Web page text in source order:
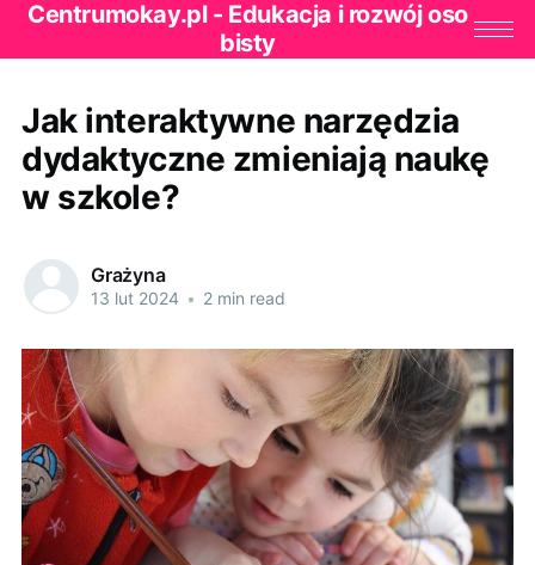
Centrumokay.pl - Edukacja i rozwój oso
bisty
Jak interaktywne narzędzia
dydaktyczne zmieniają naukę
w szkole?
Grażyna
13 lut 2024 • 2 min read